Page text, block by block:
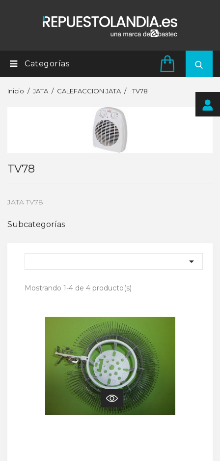
Categorías
Inicio JATA CALEFACCION JATA TV78
TV78
JATA TV78
Subcategorías

Mostrando 1-4 de 4 producto(s)